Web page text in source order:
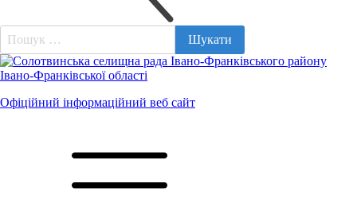
Пошук:
Офіційний інформаційний веб сайт